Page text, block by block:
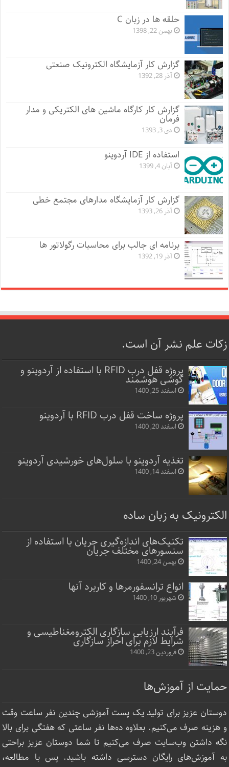
حلقه ها در زبان C
بهمن 22, 1398
گزارش کار آزمایشگاه الکترونیک صنعتی
آذر 28, 1392
گزارش کار کارگاه ماشین های الکتریکی و مدار
فرمان
دی 3, 1393
استفاده از IDE آردوینو
آبان 4, 1399
گزارش کار آزمایشگاه مدارهای مجتمع خطی
آذر 26, 1393
برنامه ای جالب برای محاسبات رگولاتور ها
آذر 19, 1392
زکات علم نشر آن است.
پروژه قفل‌ درب RFID با استفاده از آردوینو و
گوشی هوشمند
اسفند 25, 1400
پروژه ساخت قفل‌ درب RFID با آردوینو
اسفند 20, 1400
تغذیه آردوینو با سلول‌های خورشیدی آردوینو
اسفند 14, 1400
الکترونیک به زبان ساده
تکنیک‌های اندازه‌گیری جریان با استفاده از
سنسورهای مختلف جریان
بهمن 24, 1400
انواع ترانسفورمرها و کاربرد آنها
شهریور 10, 1400
فرآیند ارزیابی سازگاری الکترومغناطیسی و
شرایط لازم برای احراز سازگاری
فروردین 23, 1400
حمایت از آموزش‌ها
دوستان عزیز برای تولید یک پست آموزشی چندین نفر ساعت‌ وقت
و هزینه صرف می‌کنیم. بعلاوه ده‌ها نفر ساعتی که هفتگی برای بالا
نگه داشتن وب‌سایت صرف ‌می‌کنیم تا شما دوستان عزیز براحتی
به آموزش‌های رایگان دسترسی داشته باشید. پس با مطالعه،